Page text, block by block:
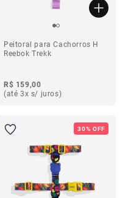
Peitoral para Cachorros H
Reebok Trekk
R$ 159,00
(até 3x s/ juros)
30% OFF